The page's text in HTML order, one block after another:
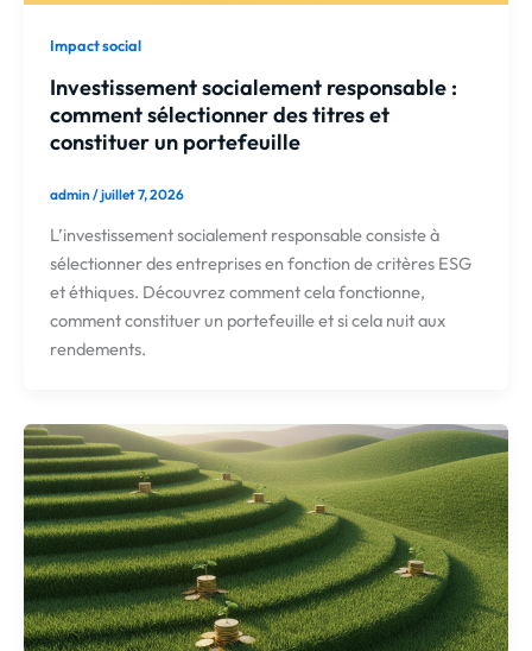
Impact social
Investissement socialement responsable :
comment sélectionner des titres et
constituer un portefeuille
admin/juillet 7, 2026
L’investissement socialement responsable consiste à
sélectionner des entreprises en fonction de critères ESG
et éthiques. Découvrez comment cela fonctionne,
comment constituer un portefeuille et si cela nuit aux
rendements.